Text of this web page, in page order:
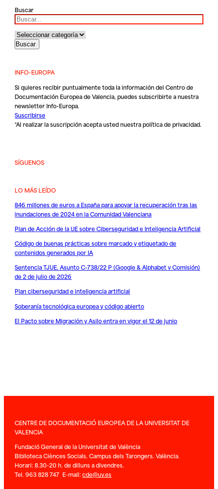
Buscar
INFO-EUROPA
Si quieres recibir puntualmente toda la información del Centro de
Documentación Europea de Valencia, puedes subscribirte a nuestra
newsletter Info-Europa.
Suscribirse
*Al realizar la suscripción acepta usted nuestrapolítica de privacidad.
SÍGUENOS
LO MÁS LEÍDO
846 millones de euros a España para apoyar la recuperación tras las
inundaciones de 2024 en la Comunidad Valenciana
Plan de Acción de la UE sobre Ciberseguridad e Inteligencia Artificial
Código de buenas prácticas sobre marcado y etiquetado de
contenidos generados por IA
Sentencia TJUE. Asunto C-738/22 P (Google & Alphabet v Comisión)
de 2 de julio de 2026
Plan ciberseguridad e inteligencia artificial
Soberanía tecnológica europea y código abierto
El Pacto sobre Migración y Asilo entra en vigor el 12 de junio
CENTRE DE DOCUMENTACIÓ EUROPEA DE LA UNIVERSITAT DE
VALENCIA
Fundació General de la Universitat de València
Biblioteca Ciènces Socials. Campus dels Tarongers. València.
Horari: 8.30-20 h. de dilluns a divendres.
Tel. 963 828 747 E-mail:cde@uv.es